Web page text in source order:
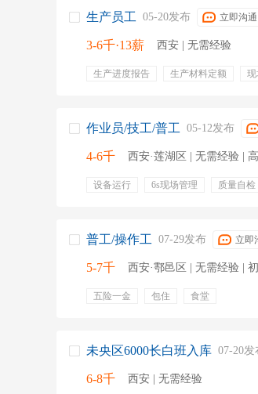
加班费
生产员工 05-20发布 立即沟通
3-6千·13薪 西安 | 无需经验
生产进度报告 生产材料定额 现
作业员/技工/普工 05-12发布
4-6千 西安·莲湖区 | 无需经验 |
设备运行 6s现场管理 质量自检
普工/操作工 07-29发布 立即
5-7千 西安·鄠邑区 | 无需经验 |
五险一金 包住 食堂
未央区6000长白班入库 07-20发
6-8千 西安 | 无需经验